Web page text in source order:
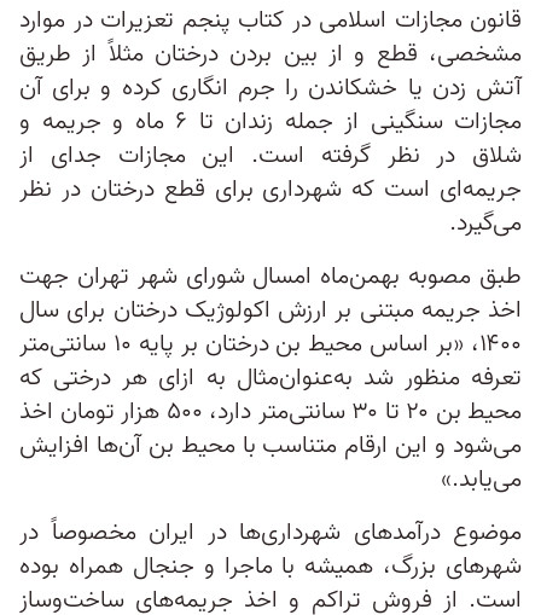
قانون مجازات اسلامی در کتاب پنجم تعزیرات در موارد
مشخصی، قطع و از بین بردن درختان مثلاً از طریق
آتش زدن یا خشکاندن را جرم انگاری کرده و برای آن
مجازات سنگینی از جمله زندان تا ۶ ماه و جریمه و
شلاق در نظر گرفته است. این مجازات جدای از
جریمه‌ای است که شهرداری برای قطع درختان در نظر
می‌گیرد.
طبق مصوبه بهمن‌ماه امسال شورای شهر تهران جهت
اخذ جریمه مبتنی بر ارزش اکولوژیک درختان برای سال
۱۴۰۰، «بر اساس محیط بن درختان بر پایه ۱۰ سانتی‌متر
تعرفه منظور شد به‌عنوان‌مثال به ازای هر درختی که
محیط بن ۲۰ تا ۳۰ سانتی‌متر دارد، ۵۰۰ هزار تومان اخذ
می‌شود و این ارقام متناسب با محیط بن آن‌ها افزایش
می‌یابد.»
موضوع درآمدهای شهرداری‌ها در ایران مخصوصاً در
شهرهای بزرگ، همیشه با ماجرا و جنجال همراه بوده
است. از فروش تراکم و اخذ جریمه‌های ساخت‌وساز